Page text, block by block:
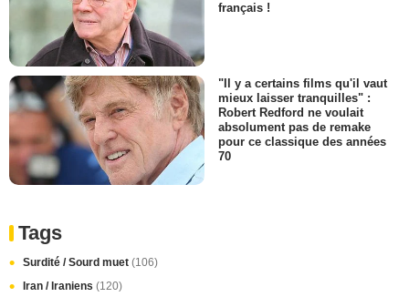
français !
"Il y a certains films qu'il vaut
mieux laisser tranquilles" :
Robert Redford ne voulait
absolument pas de remake
pour ce classique des années
70
Tags
Surdité / Sourd muet (106)
Iran / Iraniens (120)